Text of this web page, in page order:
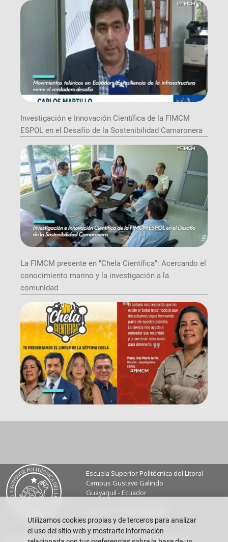
Investigación e Innovación Científica de la FIMCM
ESPOL en el Desafío de la Sostenibilidad Camaronera
La FIMCM presente en "Chela Científica": Acercando el
conocimiento marino y la investigación a la
comunidad
Utilizamos cookies propias y de terceros para analizar
el uso del sitio web y mostrarte información
Escuela Superior Politécnica del Litoral
Campus Gustavo Galindo
Guayaquil - Ecuador